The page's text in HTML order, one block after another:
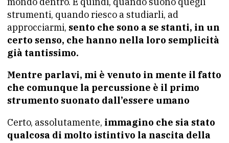
strumenti, quando riesco a studiarli, ad
approcciarmi, sento che sono a se stanti, in un
certo senso, che hanno nella loro semplicità
già tantissimo.
Mentre parlavi, mi è venuto in mente il fatto
che comunque la percussione è il primo
strumento suonato dall’essere umano
Certo, assolutamente, immagino che sia stato
qualcosa di molto istintivo la nascita della